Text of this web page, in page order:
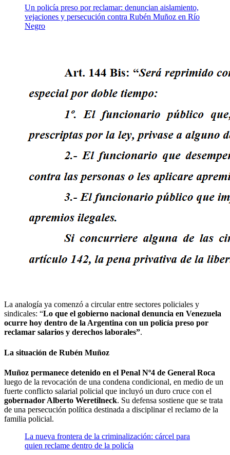
Un policía preso por reclamar: denuncian aislamiento,
vejaciones y persecución contra Rubén Muñoz en Río
Negro
La analogía ya comenzó a circular entre sectores policiales y
sindicales: “Lo que el gobierno nacional denuncia en Venezuela
ocurre hoy dentro de la Argentina con un policía preso por
reclamar salarios y derechos laborales”.
La situación de Rubén Muñoz
Muñoz permanece detenido en el Penal Nº4 de General Roca
luego de la revocación de una condena condicional, en medio de un
fuerte conflicto salarial policial que incluyó un duro cruce con el
gobernador Alberto Weretilneck. Su defensa sostiene que se trata
de una persecución política destinada a disciplinar el reclamo de la
familia policial.
La nueva frontera de la criminalización: cárcel para
quien reclame dentro de la policía